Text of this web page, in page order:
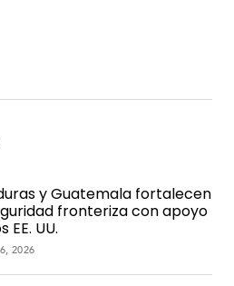
y Guatemala fortalecen
fronteriza con apoyo
EE. UU.
2026